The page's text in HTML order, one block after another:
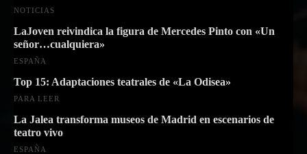
NOTICIAS
LaJoven reivindica la figura de Mercedes Pinto con «Un
señor…cualquiera»
ESPAÑA
Top 15: Adaptaciones teatrales de «La Odisea»
PARA LEER
La Jalea transforma museos de Madrid en escenarios de
teatro vivo
ESPAÑA